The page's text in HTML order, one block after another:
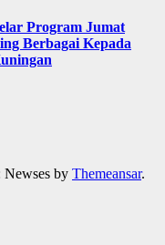
Program Jumat
Berbagai Kepada
Newses by Themeansar.